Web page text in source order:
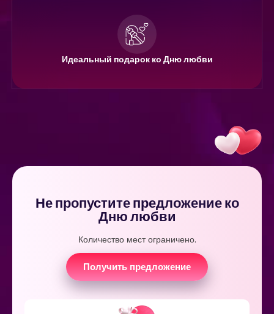
Идеальный подарок ко Дню любви
Не пропустите предложение ко
Дню любви
Количество мест ограничено.
Получить предложение